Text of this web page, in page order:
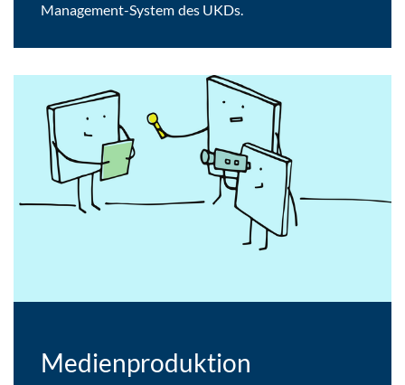
Management-System des UKDs.
Medienproduktion